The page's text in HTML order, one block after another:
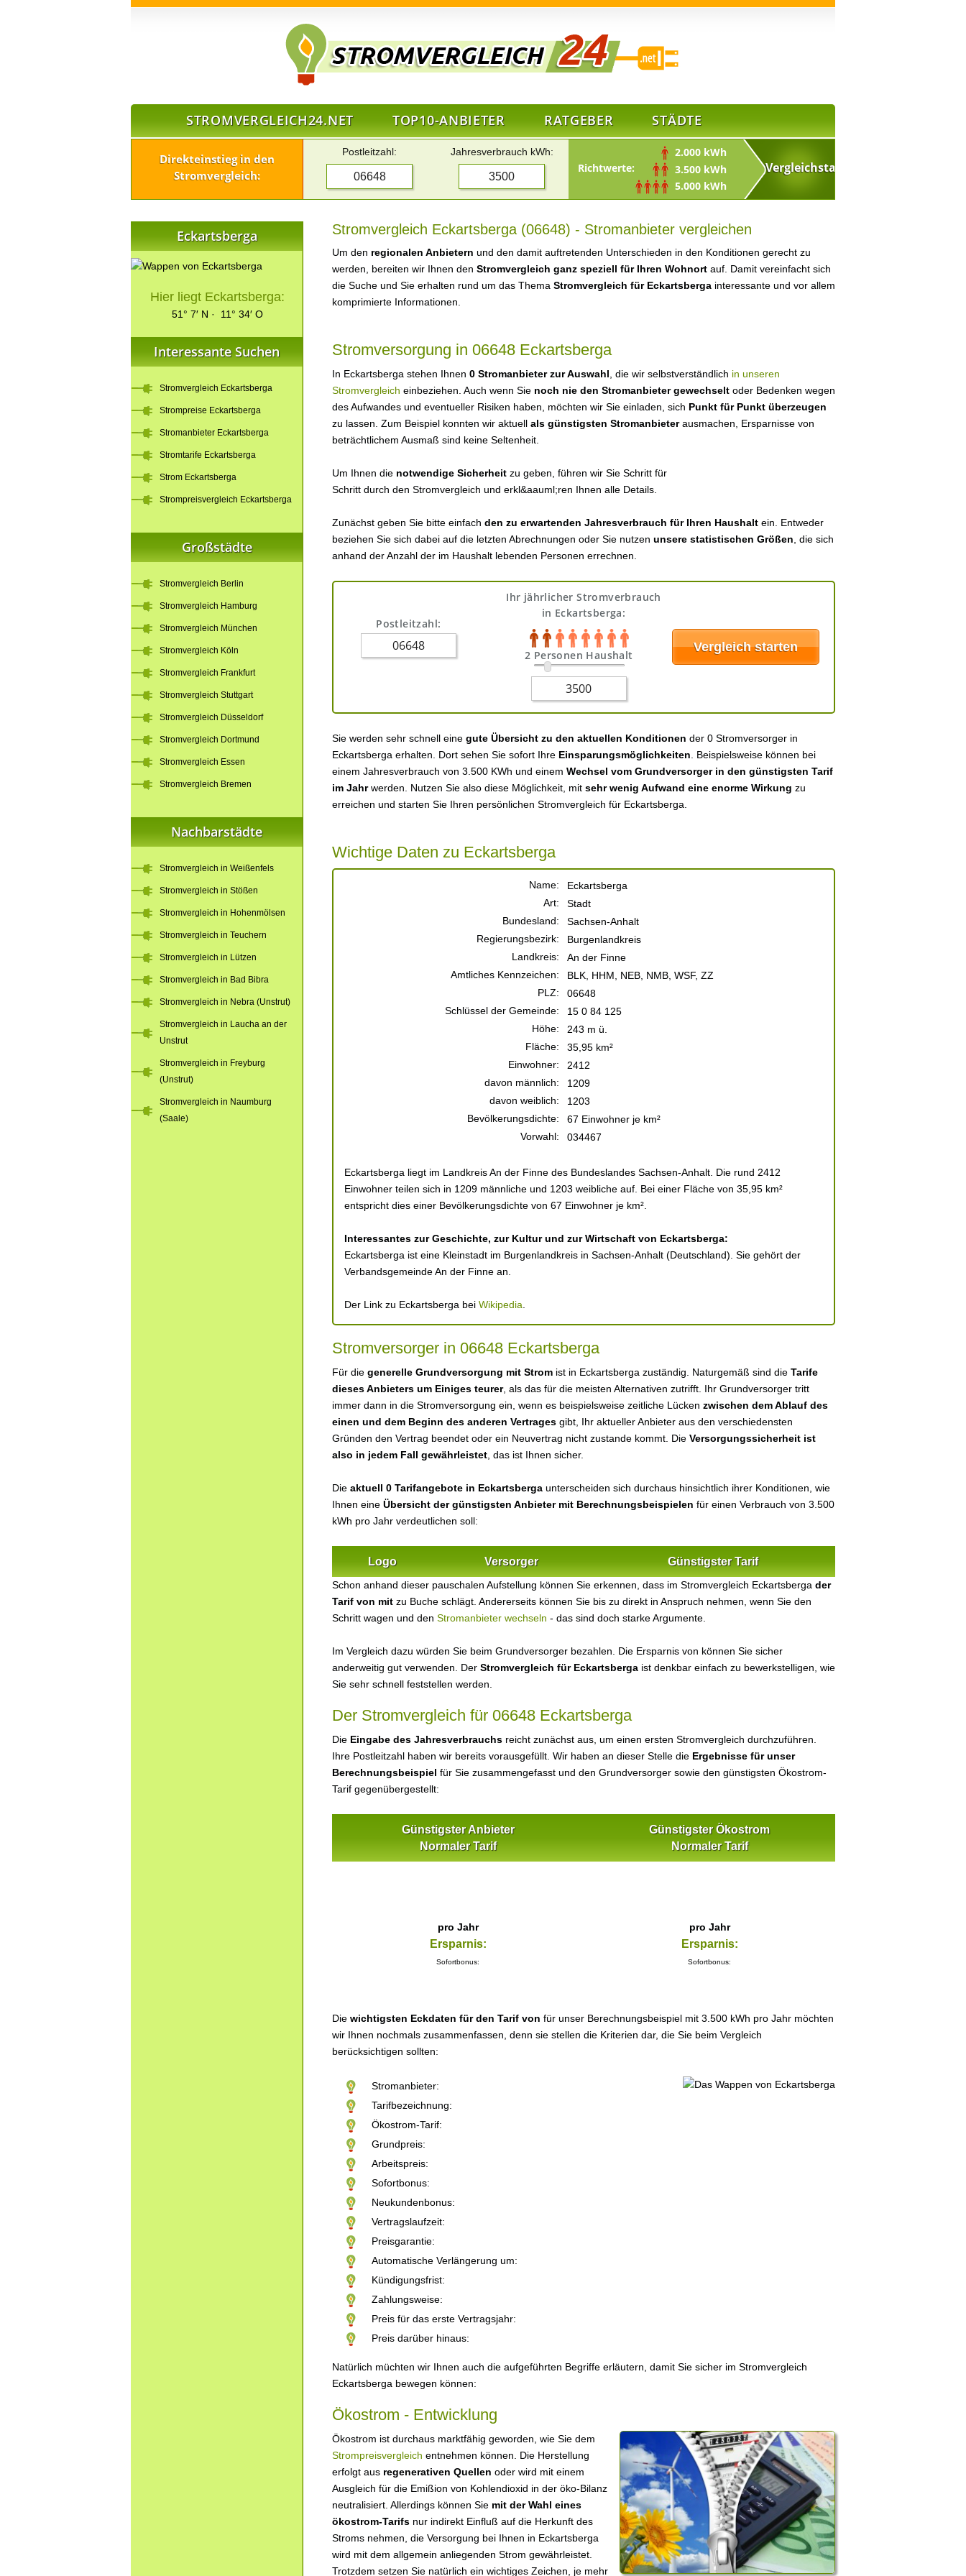
STROMVERGLEICH24.NET TOP10-ANBIETER RATGEBER STÄDTE
Direkteinstieg in den
Stromvergleich:
Postleitzahl: Jahresverbrauch kWh:
Richtwerte:
2.000 kWh
3.500 kWh
5.000 kWh
Stromvergleich Eckartsberga (06648) - Stromanbieter vergleichen
Um den regionalen Anbietern und den damit auftretenden Unterschieden in den Konditionen gerecht zu
werden, bereiten wir Ihnen den Stromvergleich ganz speziell für Ihren Wohnort auf. Damit vereinfacht sich
die Suche und Sie erhalten rund um das Thema Stromvergleich für Eckartsberga interessante und vor allem
komprimierte Informationen.
Stromversorgung in 06648 Eckartsberga
In Eckartsberga stehen Ihnen 0 Stromanbieter zur Auswahl , die wir selbstverständlich in unseren
Stromvergleich einbeziehen. Auch wenn Sie noch nie den Stromanbieter gewechselt oder Bedenken wegen
des Aufwandes und eventueller Risiken haben, möchten wir Sie einladen, sich Punkt für Punkt überzeugen
zu lassen. Zum Beispiel konnten wir aktuell als günstigsten Stromanbieterausmachen, Ersparnisse von
beträchtlichem Ausmaß sind keine Seltenheit.
Um Ihnen die notwendige Sicherheit zu geben, führen wir Sie Schritt für
Schritt durch den Stromvergleich und erkl&aauml;ren Ihnen alle Details.
Zunächst geben Sie bitte einfach den zu erwartenden Jahresverbrauch für Ihren Haushalt ein. Entweder
beziehen Sie sich dabei auf die letzten Abrechnungen oder Sie nutzen unsere statistischen Größen , die sich
anhand der Anzahl der im Haushalt lebenden Personen errechnen.
Postleitzahl:
Ihr jährlicher Stromverbrauch
in Eckartsberga:
2 Personen Haushalt
Sie werden sehr schnell eine gute Übersicht zu den aktuellen Konditionen der 0 Stromversorger in
Eckartsberga erhalten. Dort sehen Sie sofort Ihre Einsparungsmöglichkeiten . Beispielsweise können bei
einem Jahresverbrauch von 3.500 KWh und einem Wechsel vom Grundversorger in den günstigsten Tarif
im Jahrwerden. Nutzen Sie also diese Möglichkeit, mit sehr wenig Aufwand eine enorme Wirkung zu
erreichen und starten Sie Ihren persönlichen Stromvergleich für Eckartsberga.
Wichtige Daten zu Eckartsberga
Name:
Eckartsberga
Art:
Stadt
Bundesland:
Sachsen-Anhalt
Regierungsbezirk:
Burgenlandkreis
Landkreis:
An der Finne
Amtliches Kennzeichen:
BLK, HHM, NEB, NMB, WSF, ZZ
PLZ:
06648
Schlüssel der Gemeinde:
15 0 84 125
Höhe:
243 m ü.
Fläche:
35,95 km²
Einwohner:
2412
davon männlich:
1209
davon weiblich:
1203
Bevölkerungsdichte:
67 Einwohner je km²
Vorwahl:
034467
Eckartsberga liegt im Landkreis An der Finne des Bundeslandes Sachsen-Anhalt. Die rund 2412
Einwohner teilen sich in 1209 männliche und 1203 weibliche auf. Bei einer Fläche von 35,95 km²
entspricht dies einer Bevölkerungsdichte von 67 Einwohner je km².
Interessantes zur Geschichte, zur Kultur und zur Wirtschaft von Eckartsberga:
Eckartsberga ist eine Kleinstadt im Burgenlandkreis in Sachsen-Anhalt (Deutschland). Sie gehört der
Verbandsgemeinde An der Finne an.
Der Link zu Eckartsberga bei Wikipedia
Stromversorger in 06648 Eckartsberga
Für die generelle Grundversorgung mit Strom ist in Eckartsberga zuständig. Naturgemäß sind die Tarife
dieses Anbieters um Einiges teurer, als das für die meisten Alternativen zutrifft. Ihr Grundversorger tritt
immer dann in die Stromversorgung ein, wenn es beispielsweise zeitliche Lücken zwischen dem Ablauf des
einen und dem Beginn des anderen Vertrages gibt, Ihr aktueller Anbieter aus den verschiedensten
Gründen den Vertrag beendet oder ein Neuvertrag nicht zustande kommt. Die Versorgungssicherheit ist
also in jedem Fall gewährleistet , das ist Ihnen sicher.
Die aktuell 0 Tarifangebote in Eckartsberga unterscheiden sich durchaus hinsichtlich ihrer Konditionen, wie
Ihnen eine Übersicht der günstigsten Anbieter mit Berechnungsbeispielen für einen Verbrauch von 3.500
kWh pro Jahr verdeutlichen soll:
Logo Versorger Günstigster Tarif
Schon anhand dieser pauschalen Aufstellung können Sie erkennen, dass im Stromvergleich Eckartsberga der
Tarif von mit zu Buche schlägt. Andererseits können Sie bis zu direkt in Anspruch nehmen, wenn Sie den
Schritt wagen und den Stromanbieter wechseln - das sind doch starke Argumente.
Im Vergleich dazu würden Sie beim Grundversorger bezahlen. Die Ersparnis von können Sie sicher
anderweitig gut verwenden. Der Stromvergleich für Eckartsberga ist denkbar einfach zu bewerkstelligen, wie
Sie sehr schnell feststellen werden.
Der Stromvergleich für 06648 Eckartsberga
Die Eingabe des Jahresverbrauchs reicht zunächst aus, um einen ersten Stromvergleich durchzuführen.
Ihre Postleitzahl haben wir bereits vorausgefüllt. Wir haben an dieser Stelle die Ergebnisse für unser
Berechnungsbeispiel für Sie zusammengefasst und den Grundversorger sowie den günstigsten Ökostrom-
Tarif gegenübergestellt:
Günstigster Anbieter
Normaler Tarif
Günstigster Ökostrom
Normaler Tarif
pro Jahr
Ersparnis:
Sofortbonus:
pro Jahr
Ersparnis:
Sofortbonus:
Die wichtigsten Eckdaten für den Tarif von für unser Berechnungsbeispiel mit 3.500 kWh pro Jahr möchten
wir Ihnen nochmals zusammenfassen, denn sie stellen die Kriterien dar, die Sie beim Vergleich
berücksichtigen sollten:
Stromanbieter:
Tarifbezeichnung:
Ökostrom-Tarif:
Grundpreis:
Arbeitspreis:
Sofortbonus:
Neukundenbonus:
Vertragslaufzeit:
Preisgarantie:
Automatische Verlängerung um:
Kündigungsfrist:
Zahlungsweise:
Preis für das erste Vertragsjahr:
Preis darüber hinaus:
Natürlich müchten wir Ihnen auch die aufgeführten Begriffe erläutern, damit Sie sicher im Stromvergleich
Eckartsberga bewegen können:
Ökostrom - Entwicklung
Ökostrom ist durchaus marktfähig geworden, wie Sie dem
Strompreisvergleich entnehmen können. Die Herstellung
erfolgt aus regenerativen Quellen oder wird mit einem
Ausgleich für die Emißion von Kohlendioxid in der öko-Bilanz
neutralisiert. Allerdings können Sie mit der Wahl eines
ökostrom-Tarifs nur indirekt Einfluß auf die Herkunft des
Stroms nehmen, die Versorgung bei Ihnen in Eckartsberga
wird mit dem allgemein anliegenden Strom gewährleistet.
Trotzdem setzen Sie natürlich ein wichtiges Zeichen, je mehr
Eckartsberga
Hier liegt Eckartsberga:
51° 7′ N · 11° 34′ O
Interessante Suchen
Stromvergleich Eckartsberga
Strompreise Eckartsberga
Stromanbieter Eckartsberga
Stromtarife Eckartsberga
Strom Eckartsberga
Strompreisvergleich Eckartsberga
Großstädte
Stromvergleich Berlin
Stromvergleich Hamburg
Stromvergleich München
Stromvergleich Köln
Stromvergleich Frankfurt
Stromvergleich Stuttgart
Stromvergleich Düsseldorf
Stromvergleich Dortmund
Stromvergleich Essen
Stromvergleich Bremen
Nachbarstädte
Stromvergleich in Weißenfels
Stromvergleich in Stößen
Stromvergleich in Hohenmölsen
Stromvergleich in Teuchern
Stromvergleich in Lützen
Stromvergleich in Bad Bibra
Stromvergleich in Nebra (Unstrut)
Stromvergleich in Laucha an der
Unstrut
Stromvergleich in Freyburg
(Unstrut)
Stromvergleich in Naumburg
(Saale)